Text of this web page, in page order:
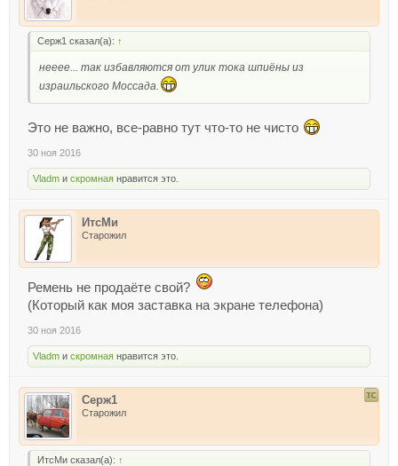
Серж1 сказал(а): ↑
нееее... так избавляются от улик тока шпиёны из
израильского Моссада.
Это не важно, все-равно тут что-то не чисто
30 ноя 2016
Vladm и скромная нравится это.
ИтсМи
Старожил
Ремень не продаёте свой?
(Который как моя заставка на экране телефона)
30 ноя 2016
Vladm и скромная нравится это.
Серж1
Старожил
ИтсМи сказал(а): ↑